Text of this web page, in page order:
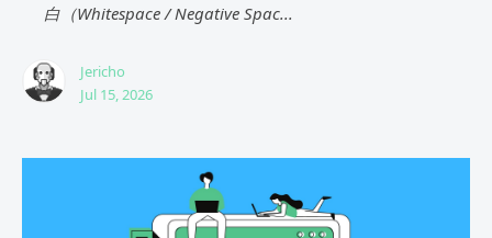
白（Whitespace / Negative Spac...
Jericho
Jul 15, 2026